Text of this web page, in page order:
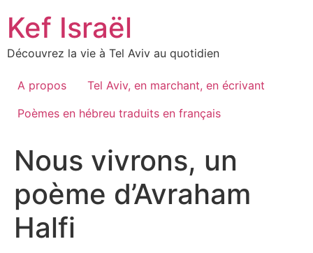
content
Kef Israël
Découvrez la vie à Tel Aviv au quotidien
A propos
Tel Aviv, en marchant, en écrivant
Poèmes en hébreu traduits en français
Nous vivrons, un
poème d’Avraham
Halfi